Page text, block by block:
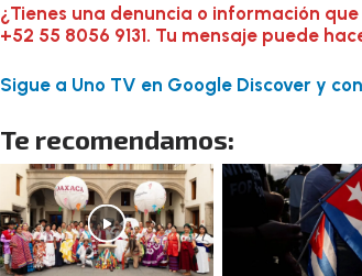
¿Tienes una denuncia o información
+52 55 8056 9131. Tu mensaje puede
Sigue a Uno TV en Google Discover y
Te recomendamos: